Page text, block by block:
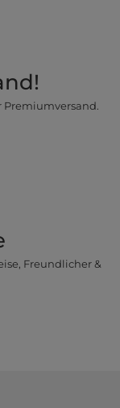
Premiumversand.
Freundlicher &